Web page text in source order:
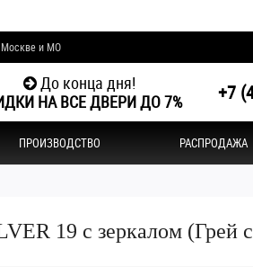
Москве и МО
До конца дня!
НА ВСЕ ДВЕРИ ДО 7%
+7
ПРОИЗВОДСТВО РАСПРОДАЖА
19 с зеркалом (Грей